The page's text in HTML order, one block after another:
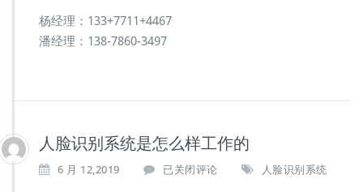
杨经理：133+7711+4467
潘经理：138-7860-3497
人脸识别系统是怎么样工作的
6 月 12,2019
人
已关闭评论 人脸识别系统